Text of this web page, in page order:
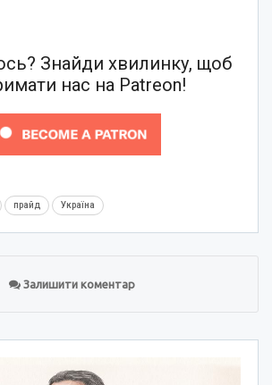
Знайди хвилинку, щоб
нас на Patreon!
прайд Україна
Залишити коментар